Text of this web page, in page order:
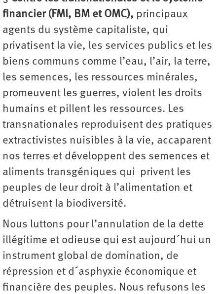
financier (FMI, BM et OMC), principaux
agents du système capitaliste, qui
privatisent la vie, les services publics et les
biens communs comme l’eau, l’air, la terre,
les semences, les ressources minérales,
promeuvent les guerres, violent les droits
humains et pillent les ressources. Les
transnationales reproduisent des pratiques
extractivistes nuisibles à la vie, accaparent
nos terres et développent des semences et
aliments transgéniques qui privent les
peuples de leur droit à l’alimentation et
détruisent la biodiversité.
Nous luttons pour l’annulation de la dette
illégitime et odieuse qui est aujourd´hui un
instrument global de domination, de
répression et d´asphyxie économique et
financière des peuples. Nous refusons les